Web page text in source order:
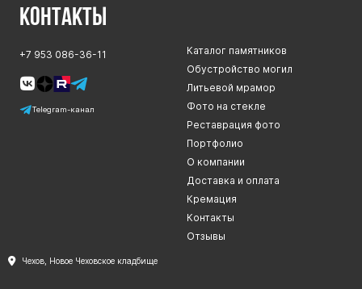
Контакты
+7 953 086-36-11
Telegram-канал
Каталог памятников
Обустройство могил
Литьевой мрамор
Фото на стекле
Реставрация фото
Портфолио
О компании
Доставка и оплата
Кремация
Контакты
Отзывы
Чехов, Новое Чеховское кладбище